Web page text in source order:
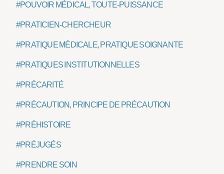
#POUVOIR MÉDICAL, TOUTE-PUISSANCE
#PRATICIEN-CHERCHEUR
#PRATIQUE MÉDICALE, PRATIQUE SOIGNANTE
#PRATIQUES INSTITUTIONNELLES
#PRÉCARITÉ
#PRÉCAUTION, PRINCIPE DE PRÉCAUTION
#PRÉHISTOIRE
#PRÉJUGÉS
#PRENDRE SOIN